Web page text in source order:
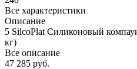
Все характеристики
Описание
5 SilcoPlat Силиконовый
кг)
Все описание
47 285 руб.